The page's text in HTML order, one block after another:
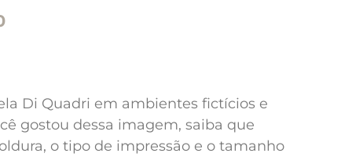
Di Quadri em ambientes fictícios e
gostou dessa imagem, saiba que
o tipo de impressão e o tamanho